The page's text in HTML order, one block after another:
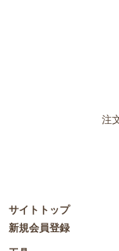
注
サイトトップ
新規会員登録